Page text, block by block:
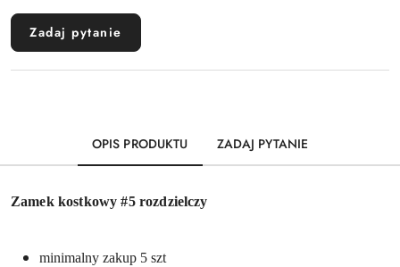
Zadaj pytanie
OPIS PRODUKTU ZADAJ PYTANIE
Zamek kostkowy #5 rozdzielczy
minimalny zakup 5 szt